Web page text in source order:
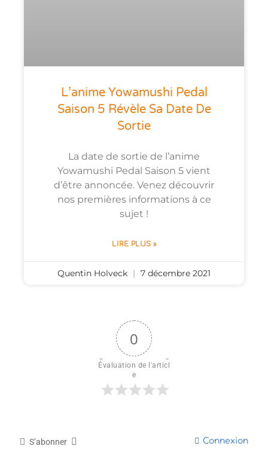
L’anime Yowamushi Pedal
Saison 5 Révèle Sa Date De
Sortie
La date de sortie de l’anime
Yowamushi Pedal Saison 5 vient
d’être annoncée. Venez découvrir
nos premières informations à ce
sujet !
LIRE PLUS »
Quentin Holveck 7 décembre 2021
0
Évaluation de l'articl
e
S’abonner Connexion